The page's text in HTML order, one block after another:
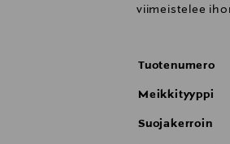
viimeistelee
Tuotenumero
Meikkityyppi
Suojakerroin